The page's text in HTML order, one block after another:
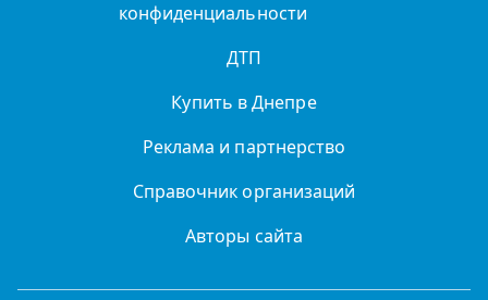
конфиденциальности
ДТП
Купить в Днепре
Реклама и партнерство
Справочник организаций
Авторы сайта